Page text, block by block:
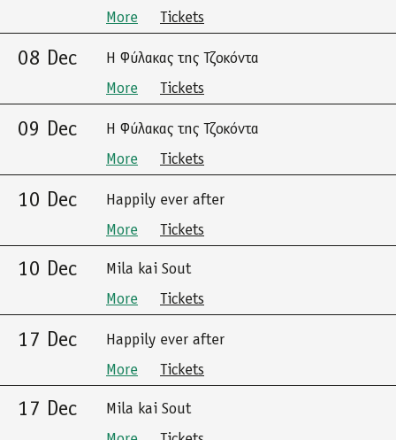
More
Tickets
08 Dec
Η Φύλακας της Τζοκόντα
More
Tickets
09 Dec
Η Φύλακας της Τζοκόντα
More
Tickets
10 Dec
Happily ever after
More
Tickets
10 Dec
Mila kai Sout
More
Tickets
17 Dec
Happily ever after
More
Tickets
17 Dec
Mila kai Sout